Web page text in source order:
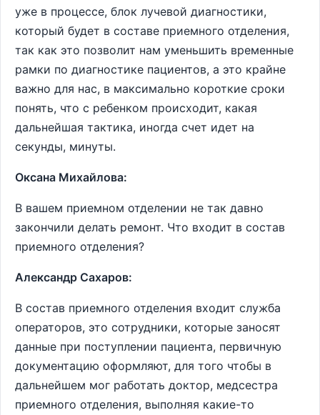
уже в процессе, блок лучевой диагностики,
который будет в составе приемного отделения,
так как это позволит нам уменьшить временные
рамки по диагностике пациентов, а это крайне
важно для нас, в максимально короткие сроки
понять, что с ребенком происходит, какая
дальнейшая тактика, иногда счет идет на
секунды, минуты.
Оксана Михайлова:
В вашем приемном отделении не так давно
закончили делать ремонт. Что входит в состав
приемного отделения?
Александр Сахаров:
В состав приемного отделения входит служба
операторов, это сотрудники, которые заносят
данные при поступлении пациента, первичную
документацию оформляют, для того чтобы в
дальнейшем мог работать доктор, медсестра
приемного отделения, выполняя какие-то